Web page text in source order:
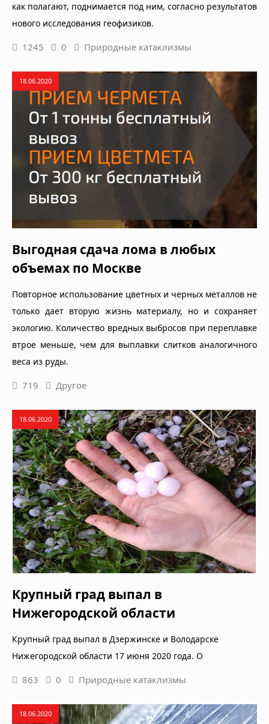
как полагают, поднимается под ним, согласно результатов
нового исследования геофизиков.
1245 0 Природные катаклизмы
18.06.2020
Выгодная сдача лома в любых
объемах по Москве
Повторное использование цветных и черных металлов не
только дает вторую жизнь материалу, но и сохраняет
экологию. Количество вредных выбросов при переплавке
втрое меньше, чем для выплавки слитков аналогичного
веса из руды.
719 Другое
18.06.2020
Крупный град выпал в
Нижегородской области
Крупный град выпал в Дзержинске и Володарске
Нижегородской области 17 июня 2020 года. О
863 0 Природные катаклизмы
18.06.2020